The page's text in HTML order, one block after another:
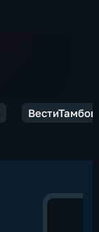
ВестиТамбов